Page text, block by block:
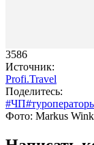
3586
Источник:
Profi.Travel
Поделитесь:
#ЧП
Фото: Markus